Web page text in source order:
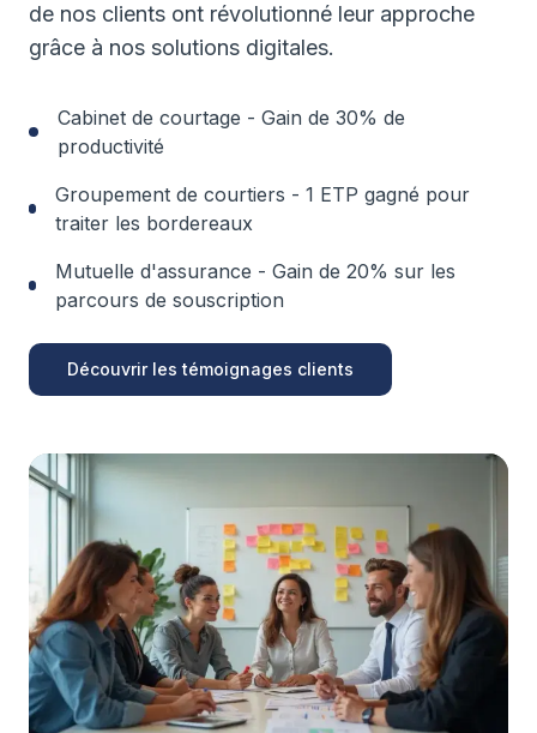
de nos clients ont révolutionné leur approche
grâce à nos solutions digitales.
Cabinet de courtage - Gain de 30% de
productivité
Groupement de courtiers - 1 ETP gagné pour
traiter les bordereaux
Mutuelle d'assurance - Gain de 20% sur les
parcours de souscription
Découvrir les témoignages clients